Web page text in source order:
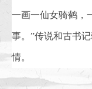
一画一仙女骑鹤，
事。”传说和古书
情。